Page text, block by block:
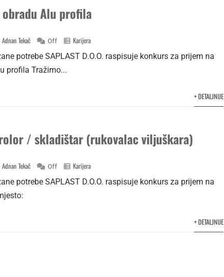
obradu Alu profila
Adnan Tekač Off
Karijera
potrebe SAPLAST D.O.O. raspisuje konkurs za prijem na
profila Tražimo...
+ DETALJNIJE
/ skladištar (rukovalac viljuškara)
Adnan Tekač Off
Karijera
potrebe SAPLAST D.O.O. raspisuje konkurs za prijem na
+ DETALJNIJE